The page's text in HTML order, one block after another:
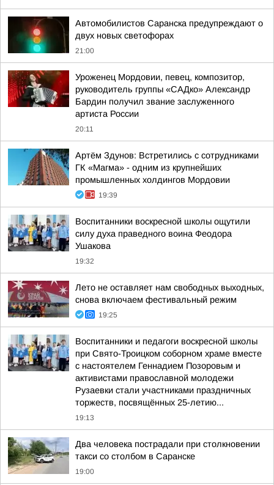
Автомобилистов Саранска предупреждают о
двух новых светофорах
21:00
Уроженец Мордовии, певец, композитор,
руководитель группы «САДко» Александр
Бардин получил звание заслуженного
артиста России
20:11
Артём Здунов: Встретились с сотрудниками
ГК «Магма» - одним из крупнейших
промышленных холдингов Мордовии
19:39
Воспитанники воскресной школы ощутили
силу духа праведного воина Феодора
Ушакова
19:32
Лето не оставляет нам свободных выходных,
снова включаем фестивальный режим
19:25
Воспитанники и педагоги воскресной школы
при Свято-Троицком соборном храме вместе
с настоятелем Геннадием Позоровым и
активистами православной молодежи
Рузаевки стали участниками праздничных
торжеств, посвящённых 25-летию...
19:13
Два человека пострадали при столкновении
такси со столбом в Саранске
19:00